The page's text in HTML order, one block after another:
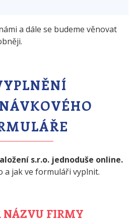
a dále se budeme věnovat
s.r.o. jednoduše online.
a jak ve formuláři vyplnit.
NÁZVU FIRMY